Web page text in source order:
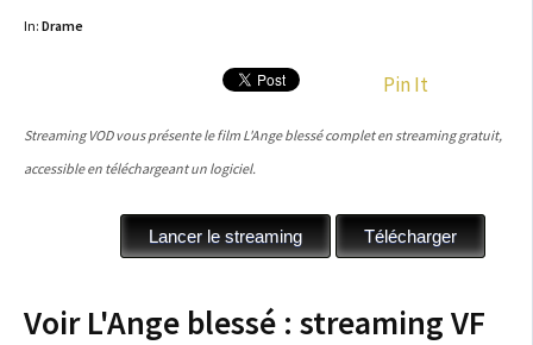
In: Drame
Pin It
Streaming VOD vous présente le film L'Ange blessé complet en streaming gratuit,
accessible en téléchargeant un logiciel.
Voir L'Ange blessé : streaming VF